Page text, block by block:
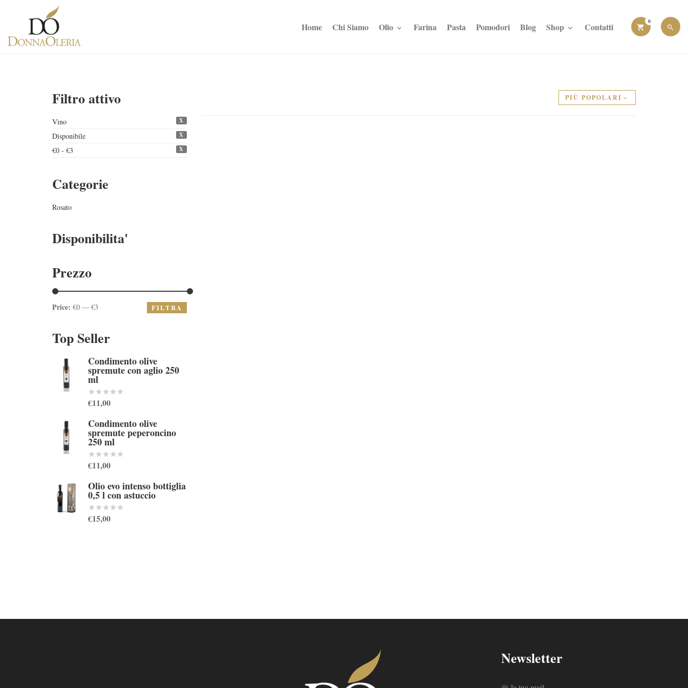
0
Home Chi Siamo Olio Farina Pasta Pomodori Blog Shop Contatti
Filtro attivo
Vino X
Disponibile X
€0 - €3 X
Categorie
Rosato
Disponibilita'
Prezzo
Price: €0 — €3 FILTRA
Top Seller
Condimento olive
spremute con aglio 250
ml
€11,00
Condimento olive
spremute peperoncino
250 ml
€11,00
Olio evo intenso bottiglia
0,5 l con astuccio
€15,00
PIÙ POPOLARI
Newsletter